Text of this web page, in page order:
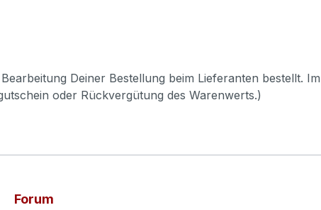
Deiner Bestellung beim Lieferanten bestellt.
oder Rückvergütung des Warenwerts.)
Forum